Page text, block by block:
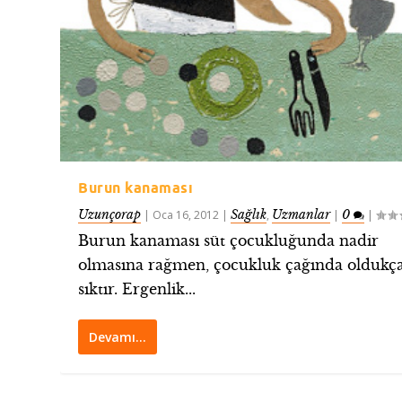
Burun kanaması
Uzunçorap | Oca 16, 2012 |Sağlık, Uzmanlar| 0 |
Burun kanaması süt çocukluğunda nadir
olmasına rağmen, çocukluk çağında
sıktır. Ergenlik...
Devamı…